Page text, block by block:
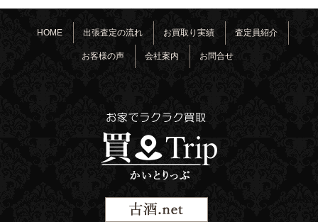
HOME 出張査定の流れ お買取り実績 査定員紹介
お客様の声 会社案内 お問合せ